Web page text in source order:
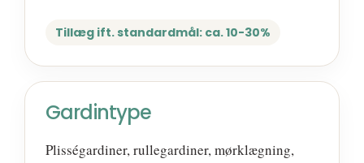
Tillæg ift. standardmål: ca. 10-30%
Gardintype
Plisségardiner, rullegardiner, mørklægning,